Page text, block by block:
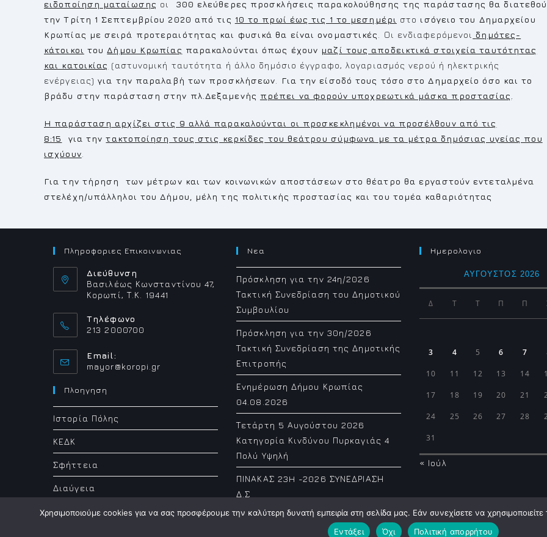
ειδοποίηση ματαίωσης οι
300 ελεύθερες προσκλήσεις παρακολούθησης της παράστασης θα
την Τρίτη 1 Σεπτεμβρίου 2020 από τις 10 το πρωί έως τις 1 το μεσημέρι στοισόγειο του Δημαρχείου
Κρωπίας με σειρά προτεραιότητας και φυσικά θα είναι ονομαστικές
. Οι ενδιαφερόμενοι δημότες-
κάτοικοι του Δήμου Κρωπίας παρακαλούνται όπως έχουν μαζί τους αποδεικτικά στοιχεία ταυτότητας
και κατοικίας (αστυνομική ταυτότητα ή άλλο δημόσιο έγγραφο, λογαριασμός νερού ή ηλεκτρικής
ενέργειας)για την παραλαβή των προσκλήσεων
Για την είσοδό τους τόσο στο Δημαρχείο όσο και το
βράδυ στην παράσταση στην πλ.Δεξαμενής πρέπει να φορούν υποχρεωτικά μάσκα προστασίας
Η παράσταση αρχίζει στις 9 αλλά παρακαλούνται οι προσκεκλημένοι να προσέλθουν από τις
8:15
για τηντακτοποίηση τους στις κερκίδες του θεάτρου σύμφωνα με τα μέτρα δημόσιας υγείας που
ισχύουν
Για την τήρηση των μέτρων και των κοινωνικών αποστάσεων στο θέατρο θα εργαστούν εντεταλμένα
στελέχη/υπάλληλοι του Δήμου, μέλη της πολιτικής προστασίας και του τομέα καθαριότητας
Πληροφοριες Επικοινωνιας
Διεύθυνση
Βασιλέως Κωνσταντίνου 47,
Κορωπί, Τ.Κ. 19441
Τηλέφωνο
213 2000700
Email:
mayor@koropi.gr
Πλοηγηση
Ιστορία Πόλης
ΚΕΔΚ
Σφήττεια
Διαύγεια
Νεα
Πρόσκληση για την 24η/2026
Τακτική Συνεδρίαση του Δημοτικού
Συμβουλίου
Πρόσκληση για την 30η/2026
Τακτική Συνεδρίαση της Δημοτικής
Επιτροπής
Ενημέρωση Δήμου Κρωπίας
04.08.2026
Τετάρτη 5 Αυγούστου 2026
Κατηγορία Κινδύνου Πυρκαγιάς 4
Πολύ Υψηλή
ΠΙΝΑΚΑΣ 23H -2026 ΣΥΝΕΔΡΙΑΣΗ
Δ.Σ
Ημερολογιο
ΑΎΓΟΥΣΤΟΣ 2026
Δ Τ Τ Π Π
3 4 5 6 7
10 11 12 13 14
17 18 19 20 21
24 25 26 27 28
31
« Ιούλ
Χρησιμοποιούμε cookies για να σας προσφέρουμε την καλύτερη δυνατή εμπειρία στη σελίδα μας. Εάν συνεχίσετε να
Εντάξει
Όχι Πολιτική απορρήτου